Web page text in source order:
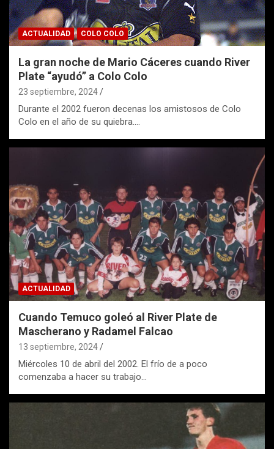
ACTUALIDAD COLO COLO
La gran noche de Mario Cáceres cuando River
Plate “ayudó” a Colo Colo
23 septiembre, 2024
Durante el 2002 fueron decenas los amistosos de Colo
Colo en el año de su quiebra.…
ACTUALIDAD
Cuando Temuco goleó al River Plate de
Mascherano y Radamel Falcao
13 septiembre, 2024
Miércoles 10 de abril del 2002. El frío de a poco
comenzaba a hacer su trabajo…